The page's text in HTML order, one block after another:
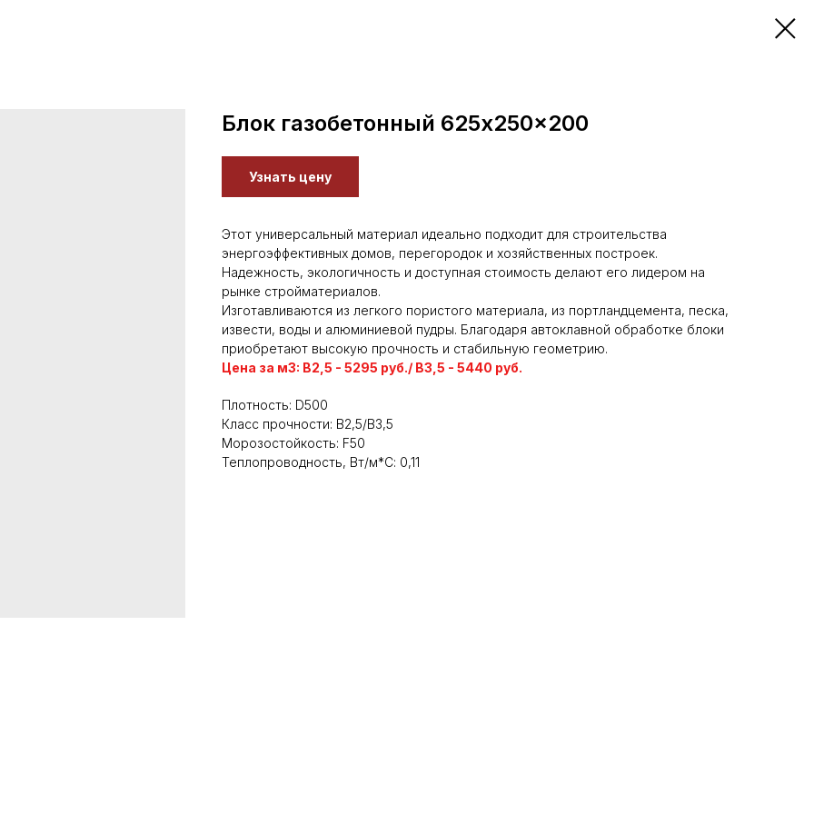
Блок газобетонный 625x250x200
Узнать цену
Этот универсальный материал идеально подходит для строительства
энергоэффективных домов, перегородок и хозяйственных построек.
Надежность, экологичность и доступная стоимость делают его лидером на
рынке стройматериалов.
Изготавливаются из легкого пористого материала, из портландцемента, песка,
извести, воды и алюминиевой пудры. Благодаря автоклавной обработке блоки
приобретают высокую прочность и стабильную геометрию.
Цена за м3: В2,5 - 5295 руб./ В3,5 - 5440 руб.
Плотность: D500
Класс прочности: В2,5/В3,5
Морозостойкость: F50
Теплопроводность, Вт/м*С: 0,11